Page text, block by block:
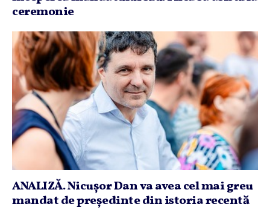
ceremonie
ANALIZĂ. Nicuşor Dan va avea cel mai greu
mandat de preşedinte din istoria recentă